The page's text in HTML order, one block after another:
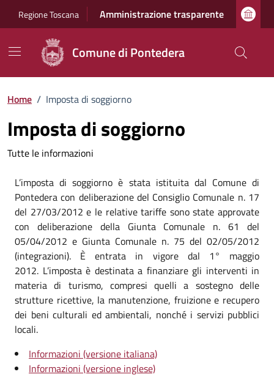
Regione Toscana Amministrazione trasparente
Comune di Pontedera
Home / Imposta di soggiorno
Imposta di soggiorno
Tutte le informazioni
L’imposta di soggiorno è stata istituita dal Comune di
Pontedera con deliberazione del Consiglio Comunale n. 17
del 27/03/2012 e le relative tariffe sono state approvate
con deliberazione della Giunta Comunale n. 61 del
05/04/2012 e Giunta Comunale n. 75 del 02/05/2012
(integrazioni). È entrata in vigore dal 1° maggio
2012. L’imposta è destinata a finanziare gli interventi in
materia di turismo, compresi quelli a sostegno delle
strutture ricettive, la manutenzione, fruizione e recupero
dei beni culturali ed ambientali, nonché i servizi pubblici
locali.
Informazioni (versione italiana)
Informazioni (versione inglese)